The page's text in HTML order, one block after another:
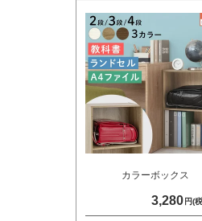
カラーボックス
3,280 円(